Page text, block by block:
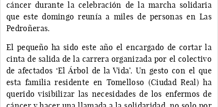
cáncer durante la celebración de la marcha solidaria
que este domingo reunía a miles de personas en Las
Pedroñeras.
El pequeño ha sido este año el encargado de cortar la
cinta de salida de la carrera organizada por el colectivo
de afectados ‘El Árbol de la Vida’. Un gesto con el que
esta familia residente en Tomelloso (Ciudad Real) ha
querido visibilizar las necesidades de los enfermos de